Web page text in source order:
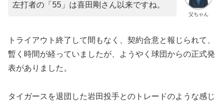
父ちゃん
左打者の「55」は喜田剛さん以来ですね。
トライアウト終了して間もなく、契約合意と報じられて、
暫く時間が経っていましたが、ようやく球団からの正式発
表がありました。
タイガースを退団した岩田投手とのトレードのような感じ